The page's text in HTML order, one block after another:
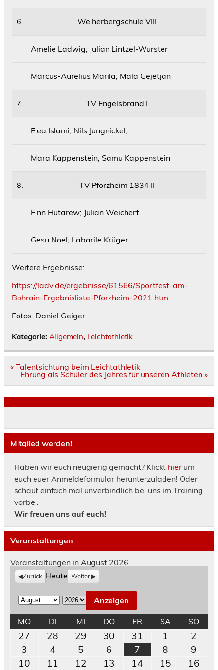
6. Weiherbergschule VIII
Amelie Ladwig; Julian Lintzel-Wurster
Marcus-Aurelius Marila; Mala Gejetjan
7. TV Engelsbrand I
Elea Islami; Nils Jungnickel;
Mara Kappenstein; Samu Kappenstein
8. TV Pforzheim 1834 II
Finn Hutarew; Julian Weichert
Gesu Noel; Labarile Krüger
Weitere Ergebnisse:
https://ladv.de/ergebnisse/61566/Sportfest-am-
Bohrain-Ergebnisliste-Pforzheim-2021.htm
Fotos: Daniel Geiger
Kategorie: Allgemein, Leichtathletik
Beitragsnavigation
« Talentsichtung beim Leichtathletik
Ehrung als Schüler des Jahres für unseren Athleten »
Mitglied werden!
Haben wir euch neugierig gemacht? Klickt hierum
euch euer Anmeldeformular herunterzuladen! Oder
schaut einfach mal unverbindlich bei uns im Training
vorbei.
Wir freuen uns auf euch!
Veranstaltungen
Veranstaltungen in August 2026
Zurück Heute Weiter
M
o
n
a
J
a
h
r
MOMONTAG
DIDIENSTAG
MIMITTWOCH
DODONNERSTAG
FRFREITAG
SASAMSTAG
SO
27
2026
28
2026
29
2026
30
Juli
2026
31
Juli
2026
1
August
2026
2
3
August
2026
4
August
2026
5
August
2026
6
August
2026
7
August
2026
8
August
2026
9
10 11 12 13 14 15 16